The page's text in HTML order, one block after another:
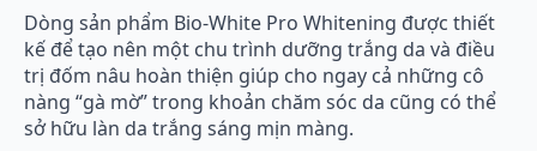
Dòng sản phẩm Bio-White Pro Whitening được thiết
kế để tạo nên một chu trình dưỡng trắng da và điều
trị đốm nâu hoàn thiện giúp cho ngay cả những cô
nàng “gà mờ” trong khoản chăm sóc da cũng có thể
sở hữu làn da trắng sáng mịn màng.